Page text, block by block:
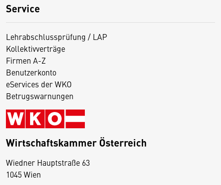
Service
Lehrabschlussprüfung / LAP
Kollektivverträge
Firmen A-Z
Benutzerkonto
eServices der WKO
Betrugswarnungen
Wirtschaftskammer Österreich
Wiedner Hauptstraße 63
1045 Wien
D